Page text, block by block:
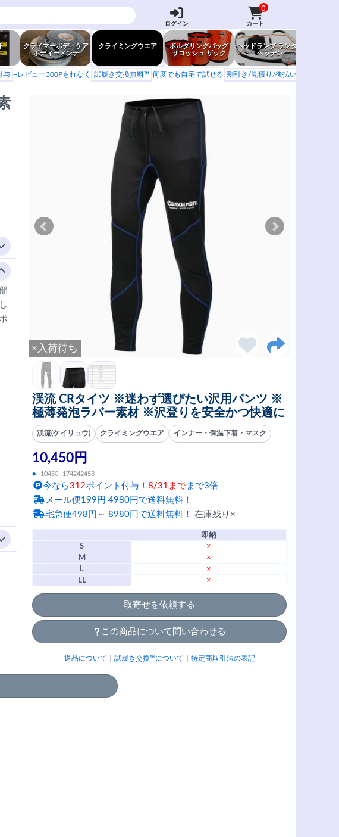
ログイン
0
カート
クライマーボディケア
ボディーメンテ
クライミングウエア
ボルダリングバッグ
サコッシュ ザック
ヘッドランプ ランタン
ヘッデン
与 +レビュー300Pもれなく 試履き交換無料™ 何度でも自宅で試せる 割引き/見積り/後払い
×入荷待ち
渓流 CRタイツ ※迷わず選びたい沢用パンツ ※
極薄発泡ラバー素材 ※沢登りを安全かつ快適に
渓流(ケイリュウ) クライミングウエア インナー・保温下着・マスク
10,450円
● -10450- 174242453
今なら312ポイント付与！ 8/31まで まで3倍
メール便199円 4980円で送料無料！
宅急便498円～ 8980円で送料無料！ 在庫残り×
即納
S
×
M
×
L
×
LL
×
取寄せを依頼する
この商品について問い合わせる
返品について 試履き交換™について 特定商取引法の表記